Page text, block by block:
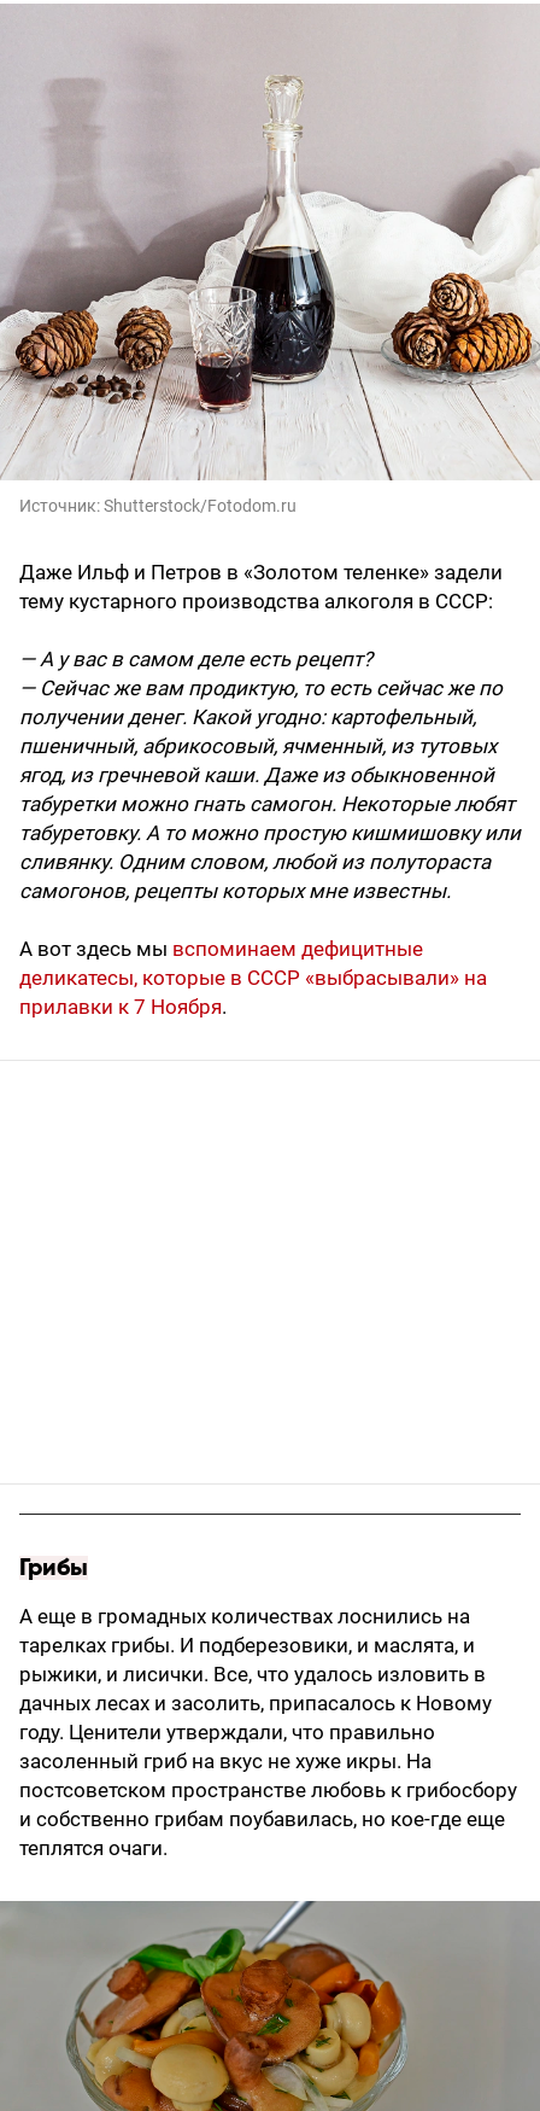
Источник:Shutterstock/Fotodom.ru
Даже Ильф и Петров в «Золотом теленке» задели
тему кустарного производства алкоголя в СССР:
— А у вас в самом деле есть рецепт?
— Сейчас же вам продиктую, то есть сейчас же по
получении денег. Какой угодно: картофельный,
пшеничный, абрикосовый, ячменный, из тутовых
ягод, из гречневой каши. Даже из обыкновенной
табуретки можно гнать самогон. Некоторые любят
табуретовку. А то можно простую кишмишовку или
сливянку. Одним словом, любой из полутораста
самогонов, рецепты которых мне известны.
А вот здесь мы вспоминаем дефицитные
деликатесы, которые в СССР «выбрасывали» на
прилавки к 7 Ноября.
Грибы
А еще в громадных количествах лоснились на
тарелках грибы. И подберезовики, и маслята, и
рыжики, и лисички. Все, что удалось изловить в
дачных лесах и засолить, припасалось к Новому
году. Ценители утверждали, что правильно
засоленный гриб на вкус не хуже икры. На
постсоветском пространстве любовь к грибосбору
и собственно грибам поубавилась, но кое-где еще
теплятся очаги.